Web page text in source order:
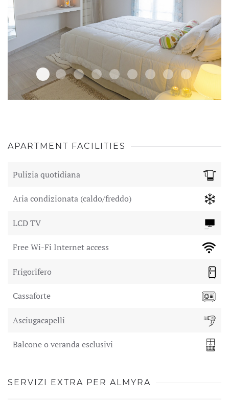
2002
APARTMENT FACILITIES
Pulizia quotidiana
Aria condizionata (caldo/freddo)
LCD TV
Free Wi-Fi Internet access
Frigorifero
Cassaforte
Asciugacapelli
Balcone o veranda esclusivi
SERVIZI EXTRA PER ALMYRA